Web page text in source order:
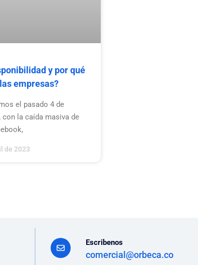
y por qué
empresas?
el pasado 4 de
con la caída masiva de
de 2023
Escribenos
comercial@orbeca.co